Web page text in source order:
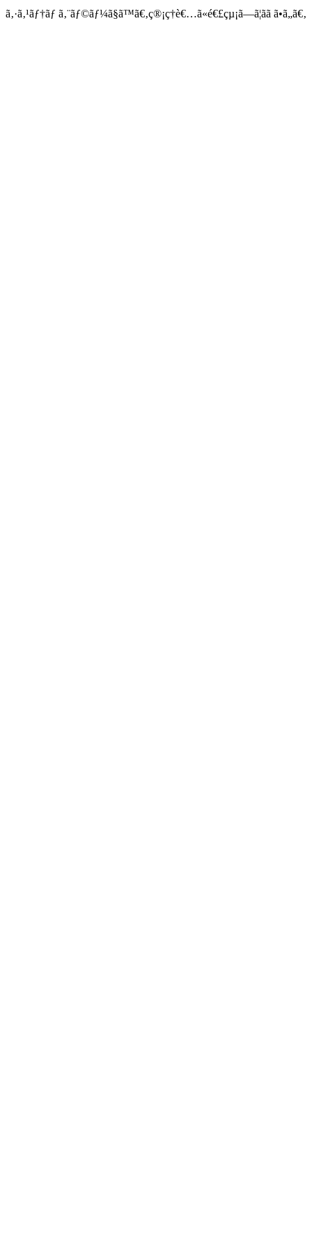
ã‚·ã‚¹ãƒ†ãƒ ã‚¨ãƒ©ãƒ¼ã§ã™ã€‚ç®¡ç†è€…ã«é€£çµ¡ã—ã¦ãã ã•ã„ã€‚